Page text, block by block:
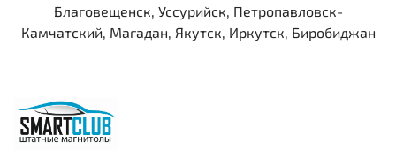
Благовещенск, Уссурийск, Петропавловск-
Камчатский, Магадан, Якутск, Иркутск, Биробиджан